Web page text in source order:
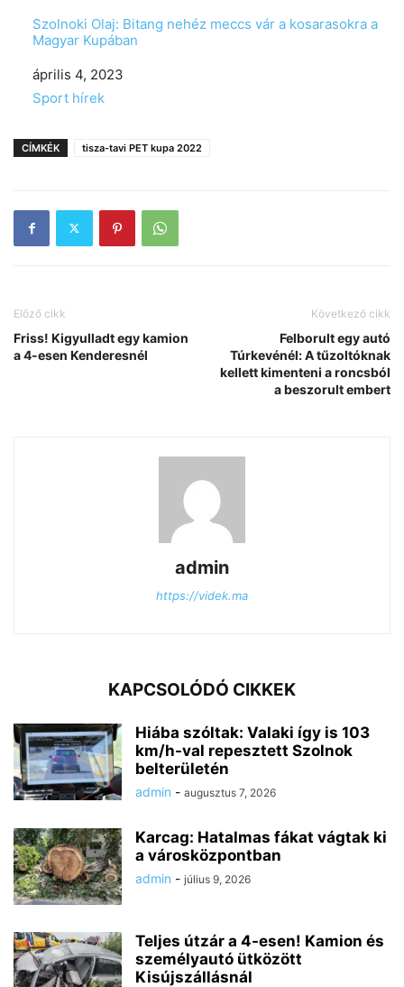
Szolnoki Olaj: Bitang nehéz meccs vár a kosarasokra a
Magyar Kupában
Date
április 4, 2023
In relation to
Sport hírek
CÍMKÉK tisza-tavi PET kupa 2022
Előző cikk
Friss! Kigyulladt egy kamion
a 4-esen Kenderesnél
Következő cikk
Felborult egy autó
Túrkevénél: A tűzoltóknak
kellett kimenteni a roncsból
a beszorult embert
admin
https://videk.ma
KAPCSOLÓDÓ CIKKEK
Hiába szóltak: Valaki így is 103
km/h-val repesztett Szolnok
belterületén
admin - augusztus 7, 2026
Karcag: Hatalmas fákat vágtak ki
a városközpontban
admin - július 9, 2026
Teljes útzár a 4-esen! Kamion és
személyautó ütközött
Kisújszállásnál